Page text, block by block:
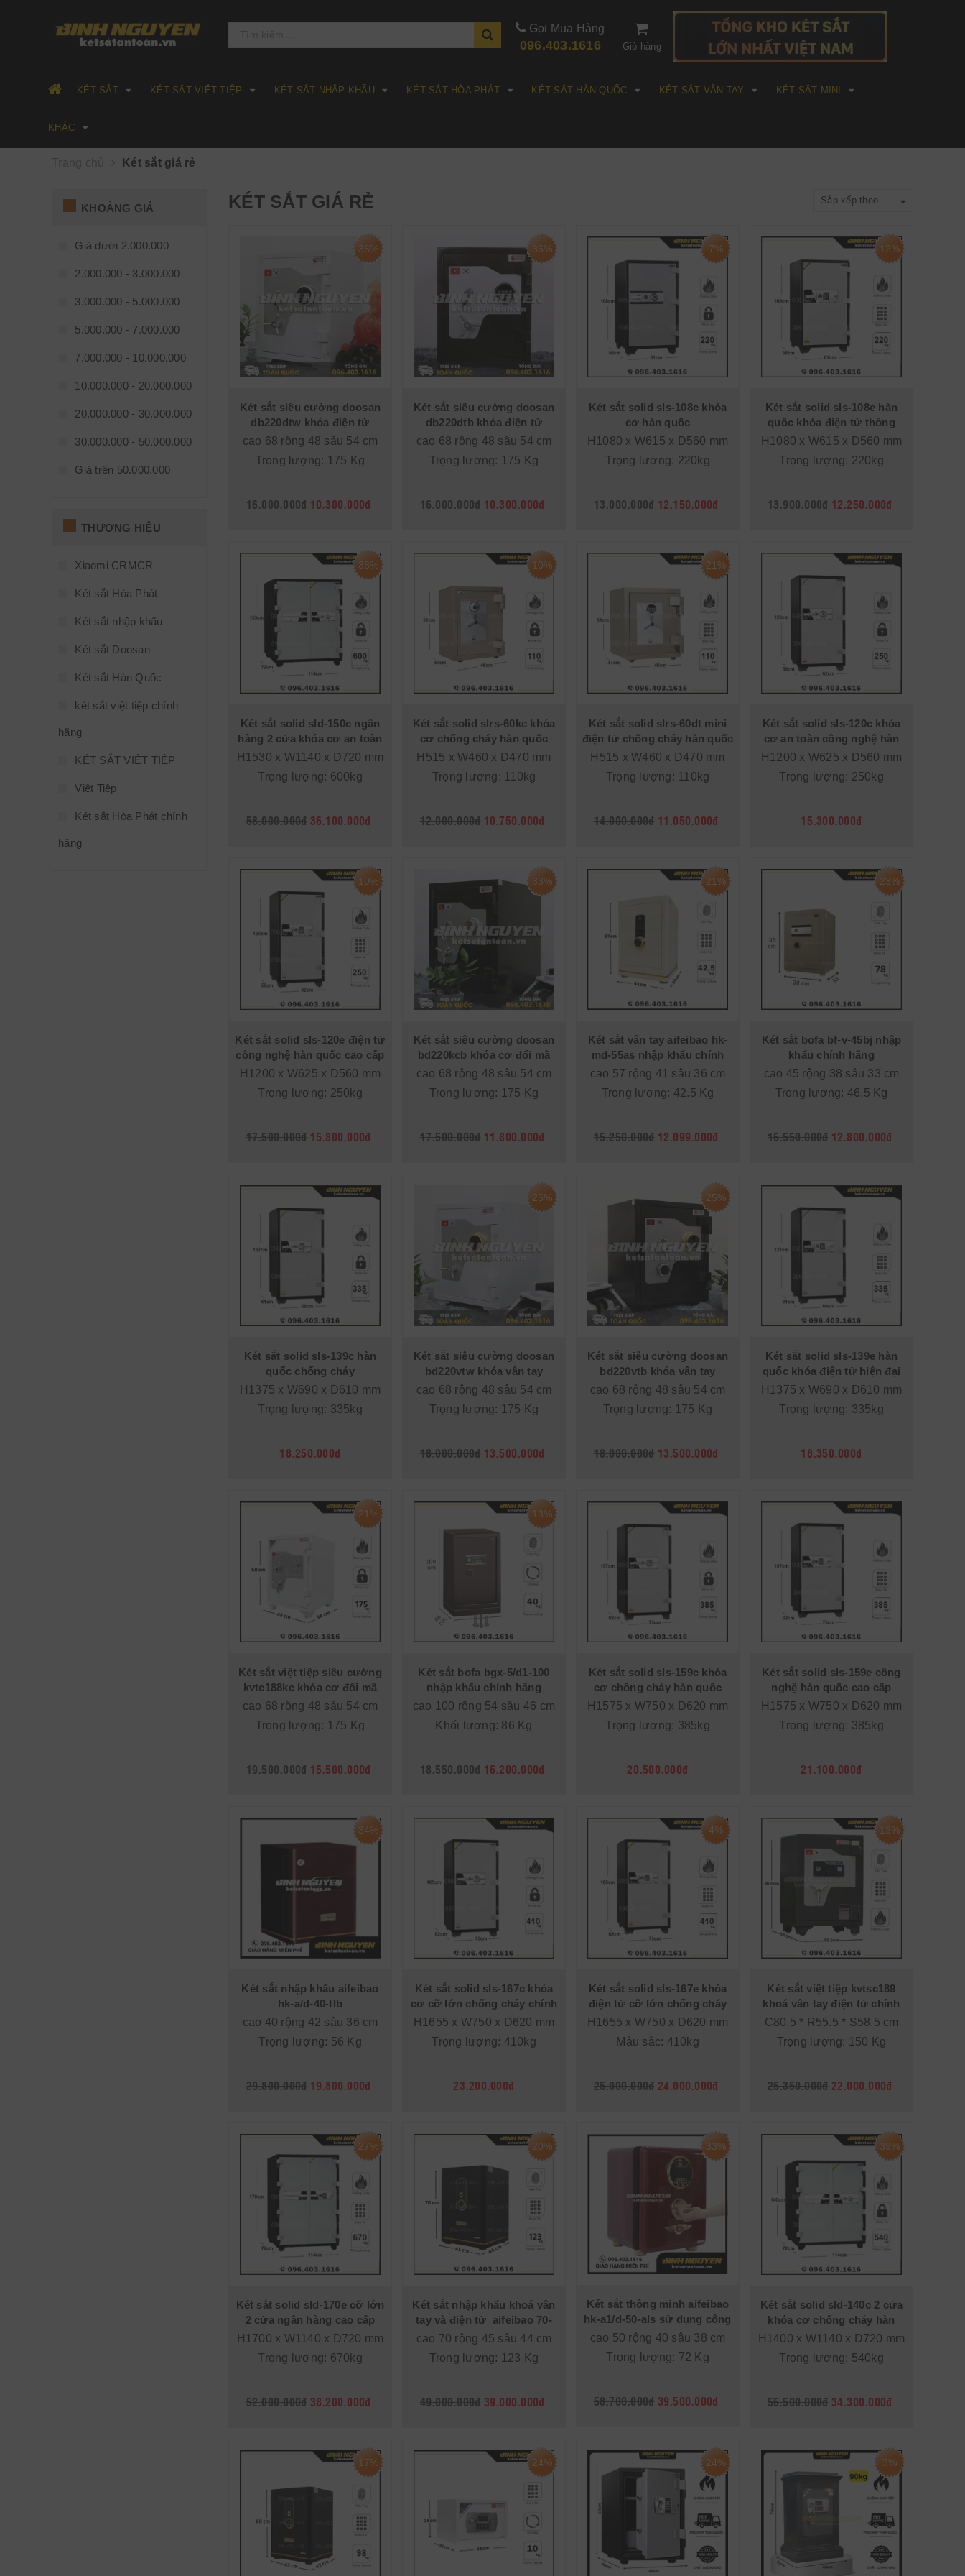
Gọi Mua Hàng
096.403.1616 Giỏ hàng
KÉT SẮT KÉT SẮT VIỆT TIỆP KÉT SẮT NHẬP KHẨU KÉT SẮT HÒA PHÁT KÉT SẮT HÀN QUỐC KÉT SẮT VÂN TAY KÉT SẮT MINI
KHÁC
Két sắt giá rẻ
KÉT SẮT GIÁ RẺ Sắp xếp theo
36%
Két sắt siêu cường doosan
db220dtw khóa điện tử
cao 68 rộng 48 sâu 54 cm
Trọng lượng: 175 Kg
16.000.000đ 10.300.000đ
36%
Két sắt siêu cường doosan
db220dtb khóa điện tử
cao 68 rộng 48 sâu 54 cm
Trọng lượng: 175 Kg
16.000.000đ 10.300.000đ
7%
Két sắt solid sls-108c khóa
cơ hàn quốc
H1080 x W615 x D560 mm
Trọng lượng: 220kg
13.000.000đ 12.150.000đ
12%
Két sắt solid sls-108e hàn
quốc khóa điện tử thông
minh
H1080 x W615 x D560 mm
Trọng lượng: 220kg
13.900.000đ 12.250.000đ
38%
Két sắt solid sld-150c ngân
hàng 2 cửa khóa cơ an toàn
H1530 x W1140 x D720 mm
Trọng lượng: 600kg
58.000.000đ 36.100.000đ
10%
Két sắt solid slrs-60kc khóa
cơ chống cháy hàn quốc
chính hãng
H515 x W460 x D470 mm
Trọng lượng: 110kg
12.000.000đ 10.750.000đ
21%
Két sắt solid slrs-60dt mini
điện tử chống cháy hàn quốc
H515 x W460 x D470 mm
Trọng lượng: 110kg
14.000.000đ 11.050.000đ
Két sắt solid sls-120c khóa
cơ an toàn công nghệ hàn
quốc
H1200 x W625 x D560 mm
Trọng lượng: 250kg
15.300.000đ
10%
Két sắt solid sls-120e điện tử
công nghệ hàn quốc cao cấp
H1200 x W625 x D560 mm
Trọng lượng: 250kg
17.500.000đ 15.800.000đ
33%
Két sắt siêu cường doosan
bd220kcb khóa cơ đổi mã
cao 68 rộng 48 sâu 54 cm
Trọng lượng: 175 Kg
17.500.000đ 11.800.000đ
21%
Két sắt vân tay aifeibao hk-
md-55as nhập khẩu chính
hãng
cao 57 rộng 41 sâu 36 cm
Trọng lượng: 42.5 Kg
15.250.000đ 12.099.000đ
23%
Két sắt bofa bf-v-45bj nhập
khẩu chính hãng
cao 45 rộng 38 sâu 33 cm
Trọng lượng: 46.5 Kg
16.550.000đ 12.800.000đ
Két sắt solid sls-139c hàn
quốc chống cháy
H1375 x W690 x D610 mm
Trọng lượng: 335kg
18.250.000đ
25%
Két sắt siêu cường doosan
bd220vtw khóa vân tay
cao 68 rộng 48 sâu 54 cm
Trọng lượng: 175 Kg
18.000.000đ 13.500.000đ
25%
Két sắt siêu cường doosan
bd220vtb khóa vân tay
cao 68 rộng 48 sâu 54 cm
Trọng lượng: 175 Kg
18.000.000đ 13.500.000đ
Két sắt solid sls-139e hàn
quốc khóa điện tử hiện đại
H1375 x W690 x D610 mm
Trọng lượng: 335kg
18.350.000đ
21%
Két sắt việt tiệp siêu cường
kvtc188kc khóa cơ đổi mã
cao 68 rộng 48 sâu 54 cm
Trọng lượng: 175 Kg
19.500.000đ 15.500.000đ
13%
Két sắt bofa bgx-5/d1-100
nhập khẩu chính hãng
cao 100 rộng 54 sâu 46 cm
Khối lượng: 86 Kg
18.550.000đ 16.200.000đ
Két sắt solid sls-159c khóa
cơ chống cháy hàn quốc
H1575 x W750 x D620 mm
Trọng lượng: 385kg
20.500.000đ
Két sắt solid sls-159e công
nghệ hàn quốc cao cấp
H1575 x W750 x D620 mm
Trọng lượng: 385kg
21.100.000đ
34%
Két sắt nhập khẩu aifeibao
hk-a/d-40-tlb
cao 40 rộng 42 sâu 36 cm
Trọng lượng: 56 Kg
29.800.000đ 19.800.000đ
Két sắt solid sls-167c khóa
cơ cỡ lớn chống cháy chính
hãng
H1655 x W750 x D620 mm
Trọng lượng: 410kg
23.200.000đ
4%
Két sắt solid sls-167e khóa
điện tử cỡ lớn chống cháy
cao cấp
H1655 x W750 x D620 mm
Màu sắc: 410kg
25.000.000đ 24.000.000đ
13%
Két sắt việt tiệp kvtsc189
khoá vân tay điện tử chính
hãng
C80.5 * R55.5 * S58.5 cm
Trọng lượng: 150 Kg
25.350.000đ 22.000.000đ
27%
Két sắt solid sld-170e cỡ lớn
2 cửa ngân hàng cao cấp
H1700 x W1140 x D720 mm
Trọng lượng: 670kg
52.000.000đ 38.200.000đ
20%
Két sắt nhập khẩu khoá vân
tay và điện tử aifeibao 70-
tbl
cao 70 rộng 45 sâu 44 cm
Trọng lượng: 123 Kg
49.000.000đ 39.000.000đ
33%
Két sắt thông minh aifeibao
hk-a1/d-50-als sử dụng công
nghệ dual security
cao 50 rộng 40 sâu 38 cm
Trọng lượng: 72 Kg
58.700.000đ 39.500.000đ
39%
Két sắt solid sld-140c 2 cửa
khóa cơ chống cháy hàn
quốc cao cấp
H1400 x W1140 x D720 mm
Trọng lượng: 540kg
56.500.000đ 34.300.000đ
17% 24% 24% 3%
KHOẢNG GIÁ
Giá dưới 2.000.000
2.000.000 - 3.000.000
3.000.000 - 5.000.000
5.000.000 - 7.000.000
7.000.000 - 10.000.000
10.000.000 - 20.000.000
20.000.000 - 30.000.000
30.000.000 - 50.000.000
Giá trên 50.000.000
THƯƠNG HIỆU
Xiaomi CRMCR
Két sắt Hòa Phát
Két sắt nhập khẩu
Két sắt Doosan
Két sắt Hàn Quốc
két sắt việt tiệp chính
hãng
KÉT SẮT VIỆT TIỆP
Việt Tiệp
Két sắt Hòa Phát chính
hãng